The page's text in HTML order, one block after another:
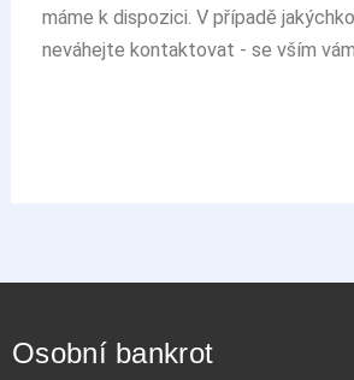
máme k dispozici. V případě
neváhejte kontaktovat - se vším
Osobní bankrot